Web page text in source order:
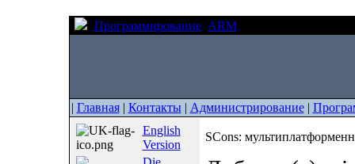
Программирование ARM
| Главная| Контакты| Администрирование|
English
Version
SCons: